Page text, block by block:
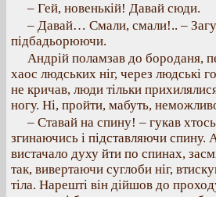
– Гей, новенькій! Давай сюди.
– Давай… Смали, смали!.. –
підбадьорюючи.
Андрій поламзав до бороданя,
хаос людських ніг, через людські
не кричав, люди тільки
ногу. Ні, пройти, мабуть,
– Ставай на спину! – гукав
згинаючись і підставляючи спину.
вистачало духу йти по спинах,
так, вивертаючи суглоби ніг,
тіла. Нарешті він дійшов до